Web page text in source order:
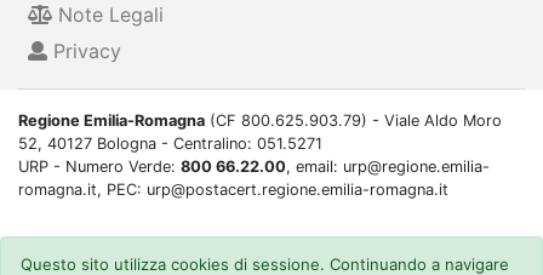
Note Legali
Privacy
Regione Emilia-Romagna (CF 800.625.903.79) - Viale Aldo Moro
52, 40127 Bologna - Centralino: 051.5271
URP - Numero Verde: 800 66.22.00, email: urp@regione.emilia-
romagna.it, PEC: urp@postacert.regione.emilia-romagna.it
Questo sito utilizza cookies di sessione. Continuando a navigare